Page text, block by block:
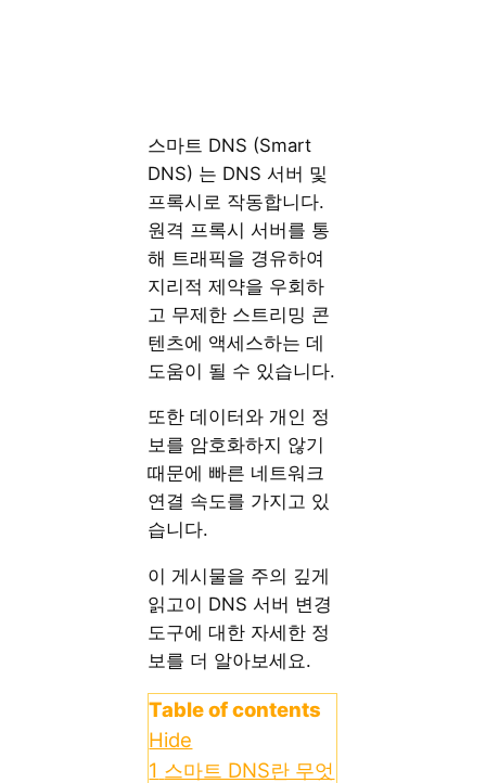
스마트 DNS (Smart
DNS) 는 DNS 서버 및
프록시로 작동합니다.
원격 프록시 서버를 통
해 트래픽을 경유하여
지리적 제약을 우회하
고 무제한 스트리밍 콘
텐츠에 액세스하는 데
도움이 될 수 있습니다.
또한 데이터와 개인 정
보를 암호화하지 않기
때문에 빠른 네트워크
연결 속도를 가지고 있
습니다.
이 게시물을 주의 깊게
읽고이 DNS 서버 변경
도구에 대한 자세한 정
보를 더 알아보세요.
Table of contents
Hide
1 스마트 DNS란 무엇